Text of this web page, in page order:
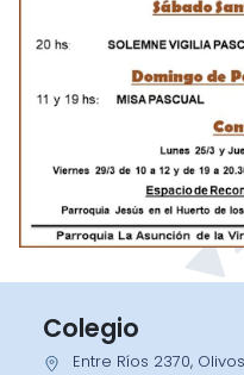
Colegio
Entre Ríos 2370,